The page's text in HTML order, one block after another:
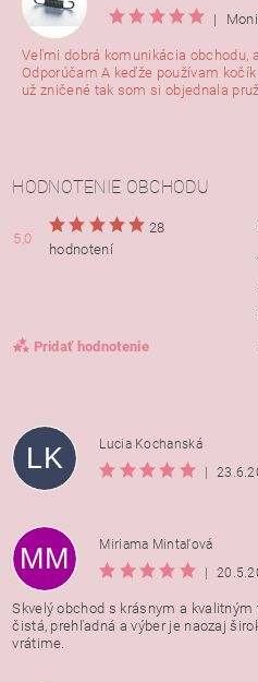
|
Veľmi dobrá komunikácia obchodu,
Odporúčam A keďže používam
už zničené tak som si objednala
HODNOTENIE OBCHODU
5,0
28
hodnotení
Pridať hodnotenie
LK
Lucia Kochanská
MM
Miriama Mintaľová
Skvelý obchod s krásnym a
čistá, prehľadná a výber je naozaj
vrátime.